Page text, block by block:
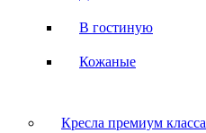
В гостиную
Кожаные
Кресла премиум класса